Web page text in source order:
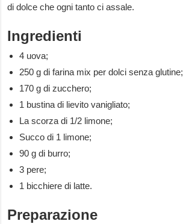
di dolce che ogni tanto ci assale.
Ingredienti
4 uova;
250 g di farina mix per dolci senza glutine;
170 g di zucchero;
1 bustina di lievito vanigliato;
La scorza di 1/2 limone;
Succo di 1 limone;
90 g di burro;
3 pere;
1 bicchiere di latte.
Preparazione